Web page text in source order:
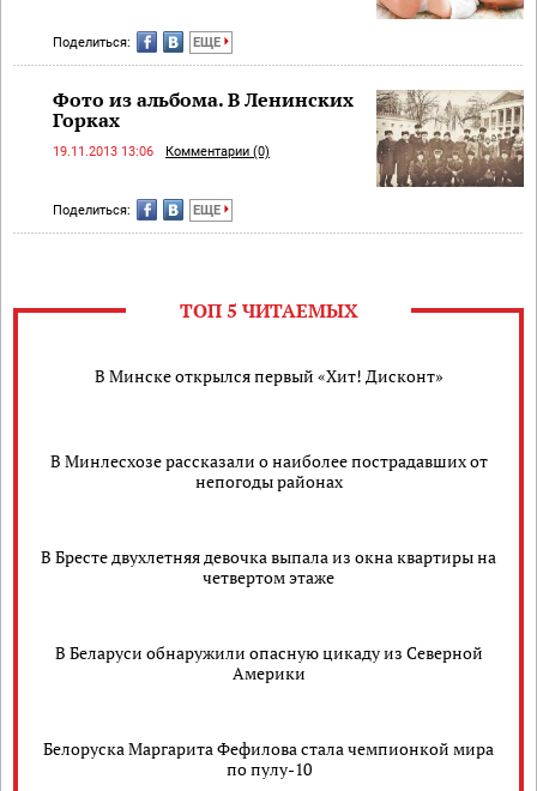
Поделиться: ЕЩЕ
Фото из альбома. В Ленинских
Горках
19.11.2013 13:06 Комментарии (0)
Поделиться: ЕЩЕ
ТОП 5 ЧИТАЕМЫХ
В Минске открылся первый «Хит! Дисконт»
В Минлесхозе рассказали о наиболее пострадавших от
непогоды районах
В Бресте двухлетняя девочка выпала из окна квартиры на
четвертом этаже
В Беларуси обнаружили опасную цикаду из Северной
Америки
Белоруска Маргарита Фефилова стала чемпионкой мира
по пулу-10